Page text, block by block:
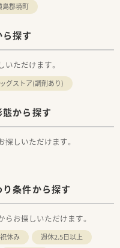
島郡境町
探す
ただけます。
グストア(調剤あり)
から探す
しいただけます。
条件から探す
お探しいただけます。
休み
週休2.5日以上